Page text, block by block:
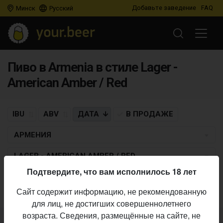
Минск Русский Добавьте заведение FAQ
Пиво в Armenia в стиле Lager -
American Amber / Red
IBU ABV ДАТА В ПРОДАЖЕ
АРМЕНИЯ
LAGER - AMERICAN AMBER / RED
Пиво по заданным критериям не найдено
Подтвердите, что вам исполнилось 18 лет
Сайт содержит информацию, не рекомендованную
для лиц, не достигших совершеннолетнего
возраста. Сведения, размещённые на сайте, не